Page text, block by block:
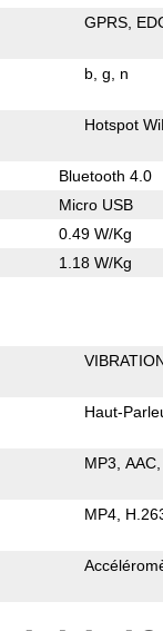
GPRS
b g n
Hotspot
Bluetooth 4.0
Micro USB
0.49 W/Kg
1.18 W/Kg
Haut-
MP3 AAC
MP4